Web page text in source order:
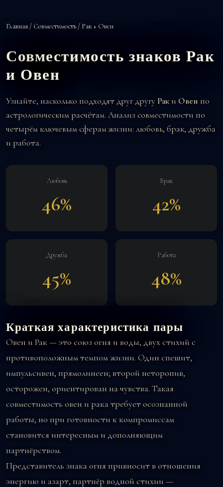
Главная / Совместимость / Рак + Овен
Совместимость знаков Рак
и Овен
Узнайте, насколько подходят друг другу Рак и Овен по
астрологическим расчётам. Анализ совместимости по
четырём ключевым сферам жизни: любовь, брак, дружба
и работа.
Любовь
46%
Брак
42%
Дружба
45%
Работа
48%
Краткая характеристика пары
Овен и Рак — это союз огня и воды, двух стихий с
противоположным темпом жизни. Один спешит,
импульсивен, прямолинеен; второй неторопив,
осторожен, ориентирован на чувства. Такая
совместимость овен и рака требует осознанной
работы, но при готовности к компромиссам
становится интересным и дополняющим
партнёрством.
Представитель знака огня привносит в отношения
энергию и азарт, партнёр водной стихии —